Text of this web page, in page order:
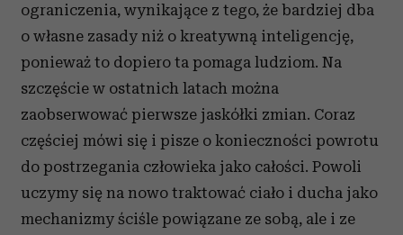
ograniczenia, wynikające z tego, że bardziej dba
o własne zasady niż o kreatywną inteligencję,
ponieważ to dopiero ta pomaga ludziom. Na
szczęście w ostatnich latach można
zaobserwować pierwsze jaskółki zmian. Coraz
częściej mówi się i pisze o konieczności powrotu
do postrzegania człowieka jako całości. Powoli
uczymy się na nowo traktować ciało i ducha jako
mechanizmy ściśle powiązane ze sobą, ale i ze